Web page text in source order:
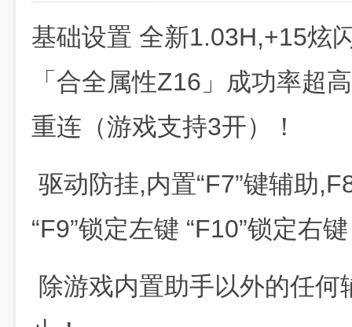
基础设置 全新1.03H,+15炫
「合全属性Z16」成功率超
重连（游戏支持3开）！
驱动防挂,内置“F7”键辅助
“F9”锁定左键 “F10”锁定右
除游戏内置助手以外的任